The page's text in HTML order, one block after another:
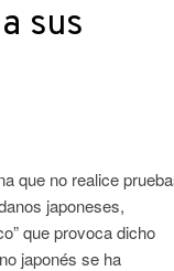
sus
que no realice
japoneses,
que provoca dicho
japonés se ha